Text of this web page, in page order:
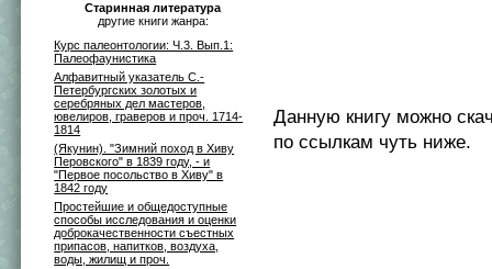
Старинная литература
другие книги жанра:
Курс палеонтологии: Ч.3. Вып.1:
Палеофаунистика
Алфавитный указатель С.-
Петербургских золотых и
серебряных дел мастеров,
ювелиров, граверов и проч. 1714-
1814
(Якунин). "Зимний поход в Хиву
Перовского" в 1839 году, - и
"Первое посольство в Хиву" в
1842 году
Простейшие и общедоступные
способы исследования и оценки
доброкачественности съестных
припасов, напитков, воздуха,
воды, жилищ и проч.
Данную книгу можно
по ссылкам чуть ниже.